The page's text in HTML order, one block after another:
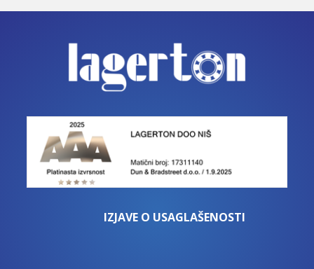
IZJAVE O USAGLAŠENOSTI